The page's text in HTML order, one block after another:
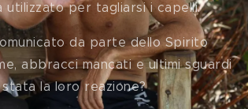
per tagliarsi i capelli.
da parte dello Spirito
abbracci mancati e ultimi sguardi
la loro reazione?